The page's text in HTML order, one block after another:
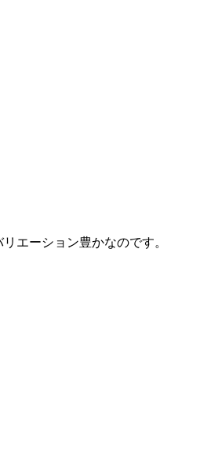
エーション豊かなのです。